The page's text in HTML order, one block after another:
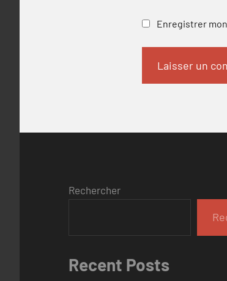
Enregistrer
Rechercher
Recent Posts